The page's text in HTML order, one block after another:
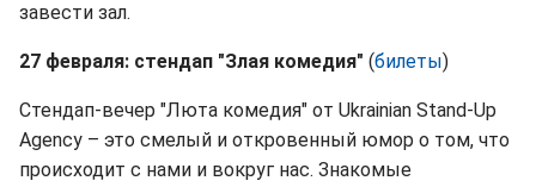
завести зал.
27 февраля: стендап "Злая комедия" (билеты)
Cтендап-вечер "Люта комедия" от Ukrainian Stand-Up
Agency – это смелый и откровенный юмор о том, что
происходит с нами и вокруг нас. Знакомые